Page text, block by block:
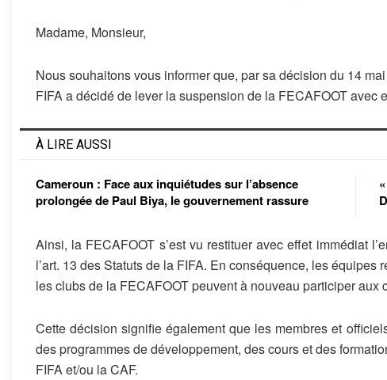
Madame, Monsieur,
Nous souhaitons vous informer que, par sa décision du 14
FIFA a décidé de lever la suspension de la FECAFOOT avec
À LIRE AUSSI
Cameroun : Face aux inquiétudes sur l’absence
prolongée de Paul Biya, le gouvernement rassure
Ainsi, la FECAFOOT s’est vu restituer avec effet immédiat
l’art. 13 des Statuts de la FIFA. En conséquence, les équipes
les clubs de la FECAFOOT peuvent à nouveau participer aux
Cette décision signifie également que les membres et
des programmes de développement, des cours et des
FIFA et/ou la CAF.